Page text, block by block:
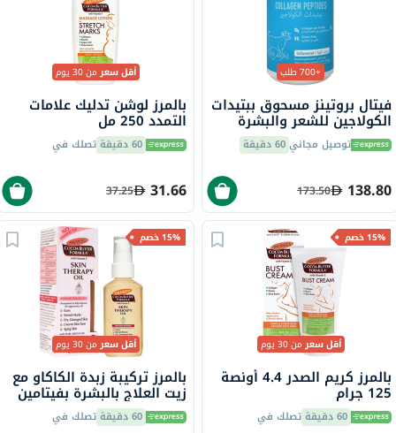
+700 طلب
فيتال بروتينز مسحوق ببتيدات
الكولاجين للشعر والبشرة
والأظافر 284 جرامتوصيل مجاني60 دقيقة
138.80
173.50
أقل سعرمن 30 يوم
بالمرز لوشن تدليك علامات
التمدد 250 مل
60 دقيقة تصلك في
31.66
37.25
15% خصم
أقل سعرمن 30 يوم
بالمرز كريم الصدر 4.4 أونصة
125 جرام
60 دقيقة تصلك في
15% خصم
أقل سعرمن 30 يوم
بالمرز تركيبة زبدة الكاكاو مع
زيت العلاج بالبشرة بفيتامين
إي 60 مل 60 دقيقة تصلك في